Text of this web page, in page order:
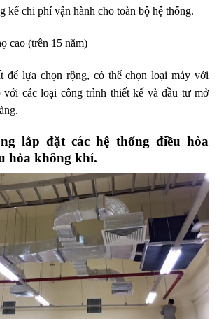
kể chi phí vận hành cho toàn bộ hệ thống.
cao (trên 15 năm)
để lựa chọn rộng, có thể chọn loại máy với
với các loại công trình thiết kế và đầu tư mở
lắp đặt các hệ thống điều hòa
hòa không khí.